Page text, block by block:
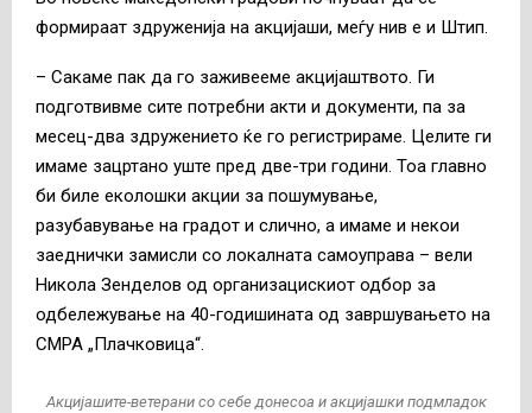
формираат здруженија на акцијаши, меѓу нив е и Штип.
– Сакаме пак да го заживееме акцијаштвото. Ги
подготвивме сите потребни акти и документи, па за
месец-два здружението ќе го регистрираме. Целите ги
имаме зацртано уште пред две-три години. Тоа главно
би биле еколошки акции за пошумување,
разубавување на градот и слично, а имаме и некои
заеднички замисли со локалната самоуправа – вели
Никола Зенделов од организацискиот одбор за
одбележување на 40-годишината од завршувањето на
СМРА „Плачковица“.
Акцијашите-ветерани со себе донесоа и акцијашки подмладок